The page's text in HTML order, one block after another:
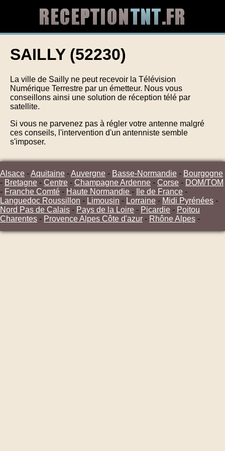
SAILLY (52230)
La ville de Sailly ne peut recevoir la Télévision
Numérique Terrestre par un émetteur. Nous vous
conseillons ainsi une solution de réception télé par
satellite.
Si vous ne parvenez pas à régler votre antenne malgré
ces conseils, l'intervention d'un antenniste semble
s'imposer.
Alsace -Aquitaine -Auvergne - Basse-Normandie - Bourgogne
- Bretagne - Centre - Champagne Ardenne - Corse - DOM/TOM
- Franche Comté - Haute Normandie - Ile de France -
Languedoc Roussillon - Limousin - Lorraine - Midi Pyrénées -
Nord Pas de Calais - Pays de la Loire - Picardie - Poitou
Charentes - Provence Alpes Côte d'azur - Rhône Alpes -